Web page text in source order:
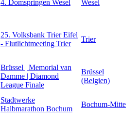
4. Domspringen Wesel Wesel
25. Volksbank Trier Eifel
- Flutlichtmeeting Trier
Trier
Brüssel | Memorial van
Damme | Diamond
League Finale
Brüssel
(Belgien)
Stadtwerke
Halbmarathon Bochum
Bochum-Mitte